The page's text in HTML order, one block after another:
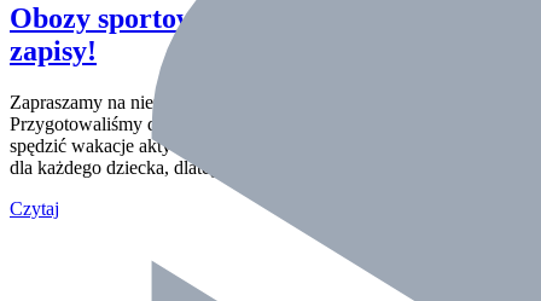
Obozy sportowe SwimSport – Lato 2025 –
zapisy!
Zapraszamy na niezapomniane sportowe lato z SwimSport!
Przygotowaliśmy dla Was aż 7 obozów, które pozwolą Wam
spędzić wakacje aktywnie i ciekawie. Wakacje to niezwykły czas
dla każdego dziecka, dlatego na…
Czytaj